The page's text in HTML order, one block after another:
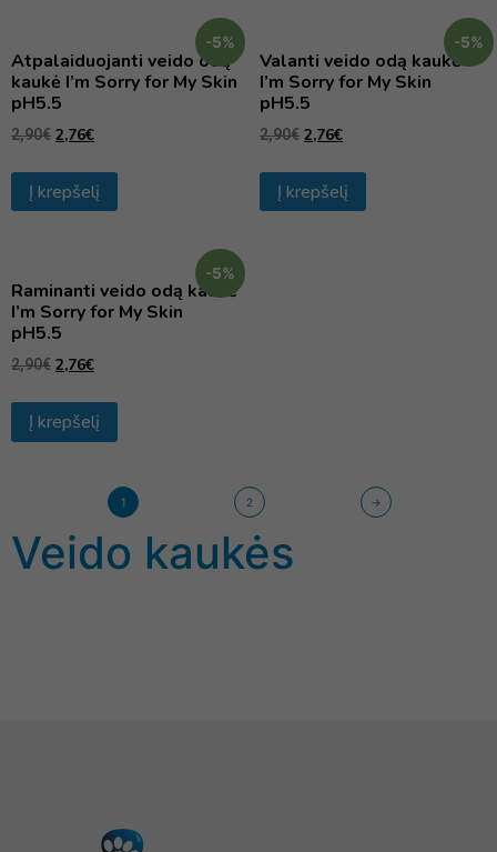
-5%
Atpalaiduojanti veido odą
kaukė I’m Sorry for My Skin
pH5.5
2,90€ 2,76€
Į krepšelį
-5%
Valanti veido odą kaukė
I’m Sorry for My Skin
pH5.5
2,90€ 2,76€
Į krepšelį
-5%
Raminanti veido odą kaukė
I’m Sorry for My Skin
pH5.5
2,90€ 2,76€
Į krepšelį
1 2 →
Veido kaukės